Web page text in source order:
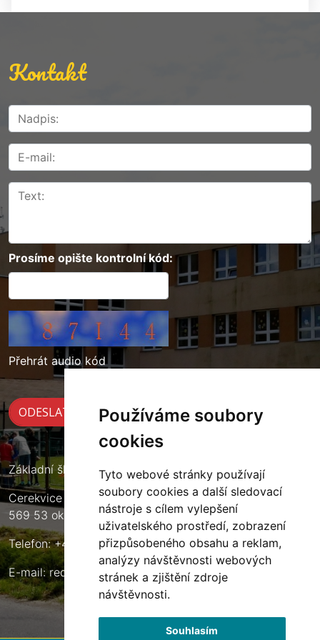
Používáme soubory
cookies
Tyto webové stránky používají
soubory cookies a další sledovací
nástroje s cílem vylepšení
uživatelského prostředí, zobrazení
přizpůsobeného obsahu a reklam,
analýzy návštěvnosti webových
stránek a zjištění zdroje
návštěvnosti.
Souhlasím
Kontakt
Prosíme opište kontrolní kód:
Přehrát audio kód
Základní škola Cerekvice nad Loučnou
Cerekvice nad Loučnou 135
569 53 okres Svitavy
Telefon: +420 461 633 140
E-mail:reditel@zscerekvice.cz